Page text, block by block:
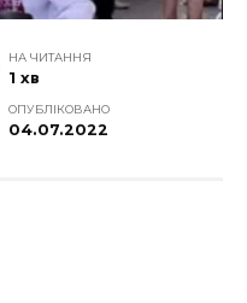
НА ЧИТАННЯ
1 хв
ОПУБЛІКОВАНО
04.07.2022